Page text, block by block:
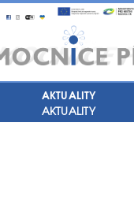
AKTUALITY
AKTUALITY